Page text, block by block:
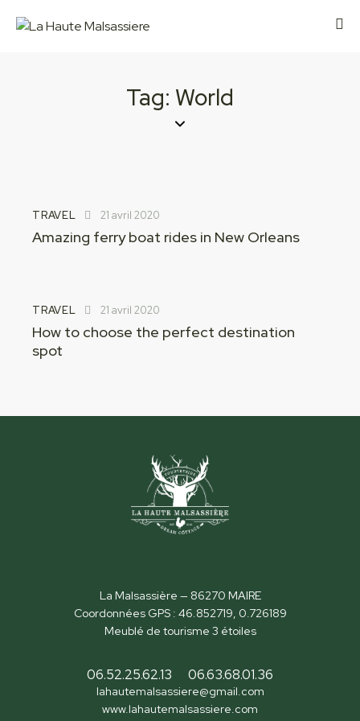
Tag: World
TRAVEL 21 avril 2020
Amazing ferry boat rides in New Orleans
TRAVEL 21 avril 2020
How to choose the perfect destination
spot
La Malsassière — 86270 MAIRE
Coordonnées GPS : 46.852719, 0.726189
Meublé de tourisme 3 étoiles
06.52.25.62.13 06.63.68.01.36
lahautemalsassiere@gmail.com
www.lahautemalsassiere.com